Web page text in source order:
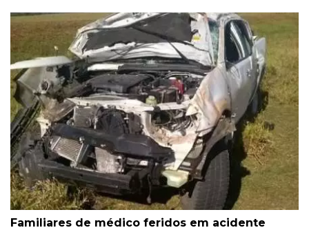
Familiares de médico feridos em acidente